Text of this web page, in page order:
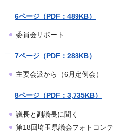
6ページ（PDF：489KB）
委員会リポート
7ページ（PDF：288KB）
主要会派から（6月定例会）
8ページ（PDF：3,735KB）
議長と副議長に聞く
第18回埼玉県議会フォトコンテ